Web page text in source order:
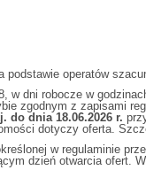
operatów
dni robocze w
zgodnym z zapisami
do dnia 18.06.2026 r.
dotyczy oferta.
w regulaminie
dzień otwarcia ofert.